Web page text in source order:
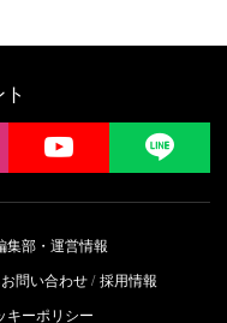
YouTube
集部・運営情報
問い合わせ 採用情報
キーポリシー